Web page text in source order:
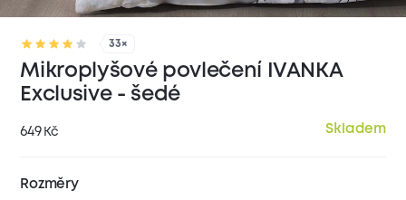
33×
Mikroplyšové povlečení IVANKA
Exclusive - šedé
649 Kč Skladem
Rozměry